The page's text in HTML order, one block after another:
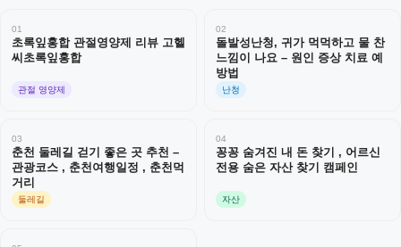
01
초록잎홍합 관절영양제 리뷰 고헬
씨초록잎홍합
관절 영양제
02
돌발성난청, 귀가 먹먹하고 물 찬
느낌이 나요 – 원인 증상 치료 예
방법
난청
03
춘천 둘레길 걷기 좋은 곳 추천 –
관광코스 , 춘천여행일정 , 춘천먹
거리
둘레길
04
꽁꽁 숨겨진 내 돈 찾기 , 어르신
전용 숨은 자산 찾기 캠페인
자산